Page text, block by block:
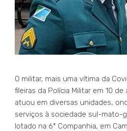
O militar, mais uma vítima da
fileiras da Polícia Militar em 10
atuou em diversas unidades,
serviços à sociedade sul-mato-
lotado na 6ª Companhia, em